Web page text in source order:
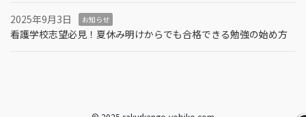
2025年9月3日 お知らせ
看護学校志望必見！夏休み明けからでも合格できる勉強の始め方